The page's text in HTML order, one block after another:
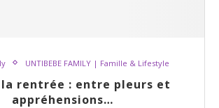
UNTIBEBE FAMILY | Famille & Lifestyle
la rentrée : entre pleurs et
appréhensions…